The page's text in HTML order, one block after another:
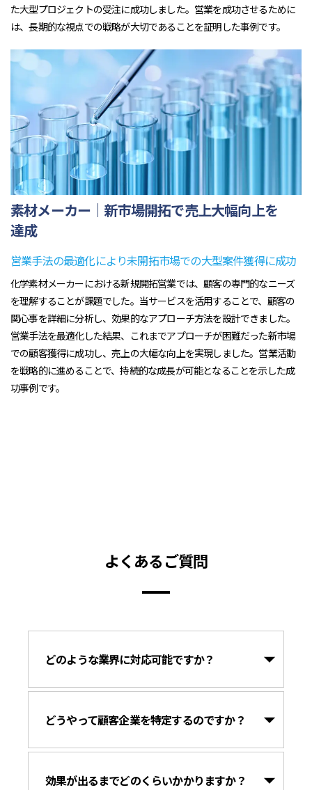
た大型プロジェクトの受注に成功しました。営業を成功させるために
は、長期的な視点での戦略が大切であることを証明した事例です。
素材メーカー｜新市場開拓で売上大幅向上を
達成
営業手法の最適化により未開拓市場での大型案件獲得に成功
化学素材メーカーにおける新規開拓営業では、顧客の専門的なニーズ
を理解することが課題でした。当サービスを活用することで、顧客の
関心事を詳細に分析し、効果的なアプローチ方法を設計できました。
営業手法を最適化した結果、これまでアプローチが困難だった新市場
での顧客獲得に成功し、売上の大幅な向上を実現しました。営業活動
を戦略的に進めることで、持続的な成長が可能となることを示した成
功事例です。
よくあるご質問
どのような業界に対応可能ですか？
どうやって顧客企業を特定するのですか？
効果が出るまでどのくらいかかりますか？